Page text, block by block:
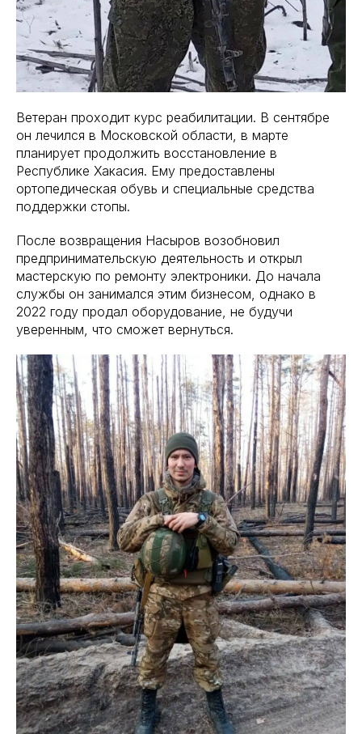
Ветеран проходит курс реабилитации. В сентябре
он лечился в Московской области, в марте
планирует продолжить восстановление в
Республике Хакасия. Ему предоставлены
ортопедическая обувь и специальные средства
поддержки стопы.
После возвращения Насыров возобновил
предпринимательскую деятельность и открыл
мастерскую по ремонту электроники. До начала
службы он занимался этим бизнесом, однако в
2022 году продал оборудование, не будучи
уверенным, что сможет вернуться.